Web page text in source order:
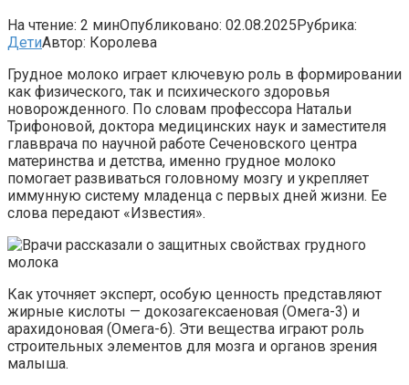
На чтение: 2 минОпубликовано: 02.08.2025Рубрика:
ДетиАвтор: Королева
Грудное молоко играет ключевую роль в формировании
как физического, так и психического здоровья
новорожденного. По словам профессора Натальи
Трифоновой, доктора медицинских наук и заместителя
главврача по научной работе Сеченовского центра
материнства и детства, именно грудное молоко
помогает развиваться головному мозгу и укрепляет
иммунную систему младенца с первых дней жизни. Ее
слова передают «Известия».
Как уточняет эксперт, особую ценность представляют
жирные кислоты — докозагексаеновая (Омега-3) и
арахидоновая (Омега-6). Эти вещества играют роль
строительных элементов для мозга и органов зрения
малыша.